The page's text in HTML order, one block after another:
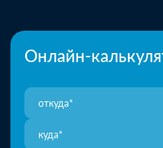
Онлайн-